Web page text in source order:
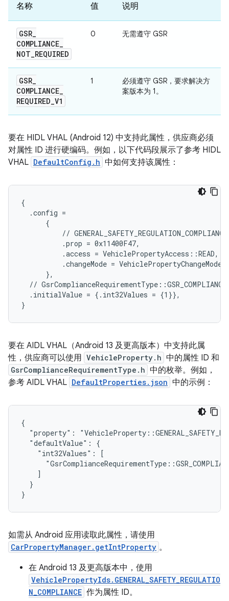
名称 值 说明
GSR
COMPLIANCE
NOT REQUIRED
0 无需遵守 GSR
GSR
COMPLIANCE
REQUIRED V1
1
必须遵守 GSR，要求解决方
案版本为 1。
要在 HIDL VHAL (Android 12) 中支持此属性，供应商必须
对属性 ID 进行硬编码。例如，以下代码段展示了参考 HIDL
VHAL DefaultConfig.h 中如何支持该属性：
{
  .config =
      {
//
          .prop = 0x11400F47,
          .access = VehiclePropertyAccess::READ,
.changeMode =
      },
//
  .initialValue = {.int32Values = {1}},
}
要在 AIDL VHAL（Android 13 及更高版本）中支持此属
性，供应商可以使用 VehicleProperty.h 中的属性 ID 和
GsrComplianceRequirementType.h 中的枚举。例如，
参考 AIDL VHAL DefaultProperties.json 中的示例：
{
"property":
  "defaultValue": {
    "int32Values": [
    ]
  }
}
如需从 Android 应用读取此属性，请使用
CarPropertyManager.getIntProperty 。
在 Android 13 及更高版本中，使用
VehiclePropertyIds.GENERAL_SAFETY_REGULATIO
N_COMPLIANCE 作为属性 ID。